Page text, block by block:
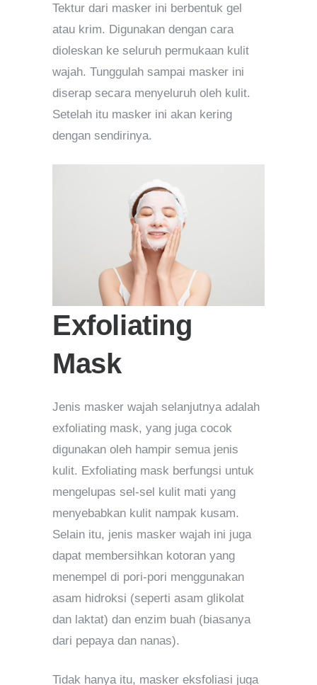
Tektur dari masker ini berbentuk gel
atau krim. Digunakan dengan cara
dioleskan ke seluruh permukaan kulit
wajah. Tunggulah sampai masker ini
diserap secara menyeluruh oleh kulit.
Setelah itu masker ini akan kering
dengan sendirinya.
Exfoliating
Mask
Jenis masker wajah selanjutnya adalah
exfoliating mask, yang juga cocok
digunakan oleh hampir semua jenis
kulit. Exfoliating mask berfungsi untuk
mengelupas sel-sel kulit mati yang
menyebabkan kulit nampak kusam.
Selain itu, jenis masker wajah ini juga
dapat membersihkan kotoran yang
menempel di pori-pori menggunakan
asam hidroksi (seperti asam glikolat
dan laktat) dan enzim buah (biasanya
dari pepaya dan nanas).
Tidak hanya itu, masker eksfoliasi juga